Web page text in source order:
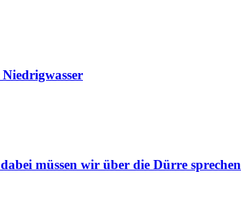
müssen wir über die Dürre sprechen